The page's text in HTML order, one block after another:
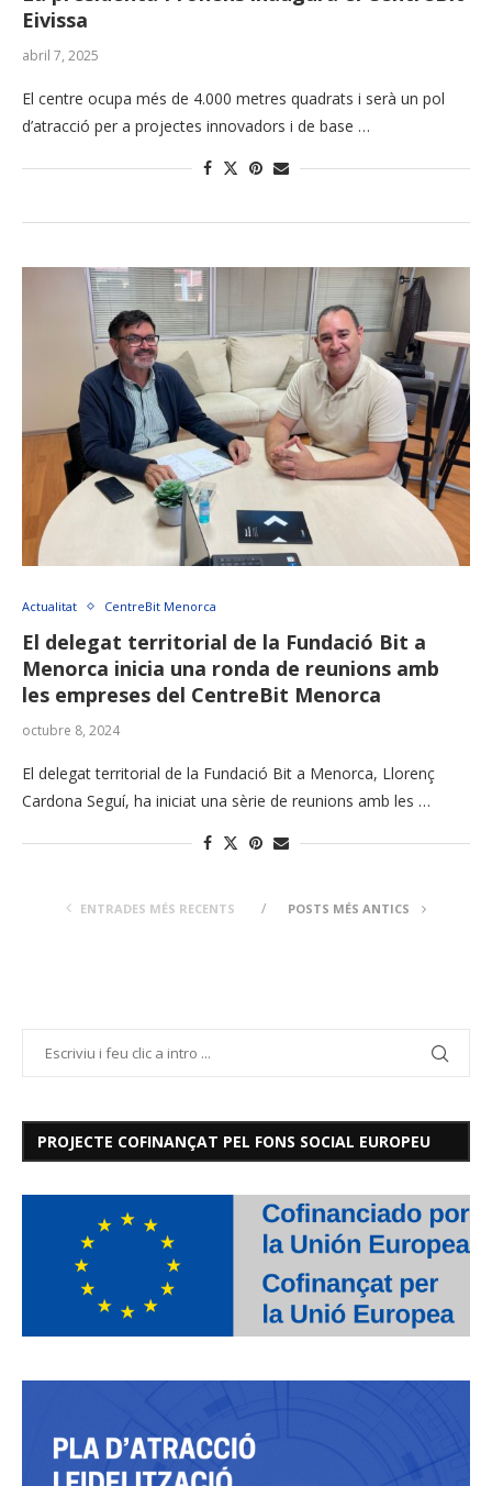
Eivissa
abril 7, 2025
El centre ocupa més de 4.000 metres quadrats i serà un pol
d’atracció per a projectes innovadors i de base …
Actualitat CentreBit Menorca
El delegat territorial de la Fundació Bit a
Menorca inicia una ronda de reunions amb
les empreses del CentreBit Menorca
octubre 8, 2024
El delegat territorial de la Fundació Bit a Menorca, Llorenç
Cardona Seguí, ha iniciat una sèrie de reunions amb les …
ENTRADES MÉS RECENTS POSTS MÉS ANTICS
PROJECTE COFINANÇAT PEL FONS SOCIAL EUROPEU